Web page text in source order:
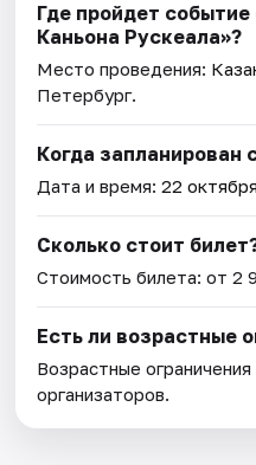
Где пройдет
Каньона Рускеала»?
Место проведения:
Петербург.
Когда запланирован
Дата и время:22
Сколько стоит
Стоимость билета: от 2
Есть ли возрастные
Возрастные
организаторов.